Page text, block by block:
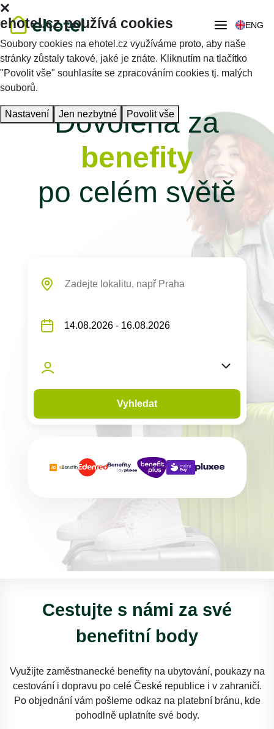
ENG
Dovolená za
benefity
po celém světě
Vyhledat
Cestujte s námi za své
benefitní body
Využijte zaměstnanecké benefity na ubytování, poukazy na
cestování i dopravu po celé České republice i v zahraničí.
Po objednání vám pošleme odkaz na platební bránu, kde
pohodlně uplatníte své body.
ehotel.cz používá cookies
Soubory cookies na ehotel.cz využíváme proto, aby naše
stránky zůstaly takové, jaké je znáte. Kliknutím na tlačítko
"Povolit vše" souhlasíte se zpracováním cookies tj. malých
souborů.
Nastavení Jen nezbytné Povolit vše